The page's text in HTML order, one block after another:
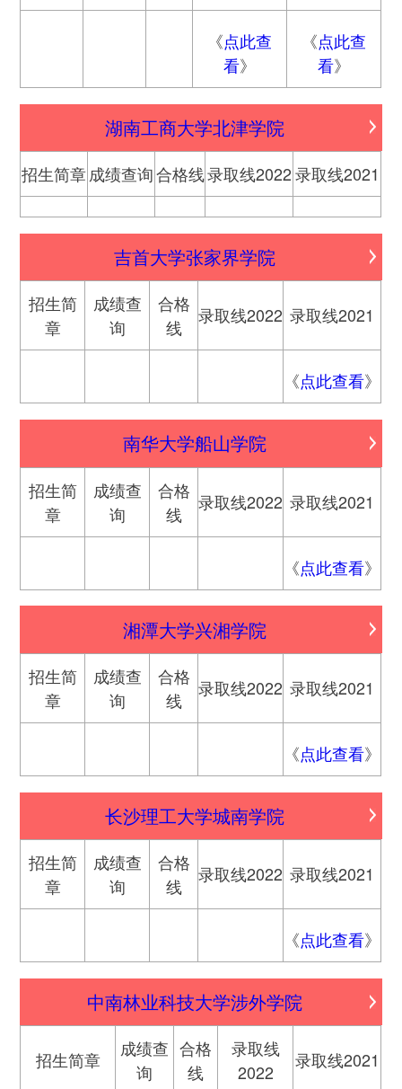
《点此查
看》
《点此查
看》
湖南工商大学北津学院
招生简章成绩查询合格线录取线2022录取线2021
吉首大学张家界学院
招生简
章
成绩查
询
合格
线
录取线2022 录取线2021
《点此查看》
南华大学船山学院
招生简
章
成绩查
询
合格
线
录取线2022 录取线2021
《点此查看》
湘潭大学兴湘学院
招生简
章
成绩查
询
合格
线
录取线2022 录取线2021
《点此查看》
长沙理工大学城南学院
招生简
章
成绩查
询
合格
线
录取线2022 录取线2021
《点此查看》
中南林业科技大学涉外学院
招生简章
成绩查
询
合格
线
录取线
2022
录取线2021